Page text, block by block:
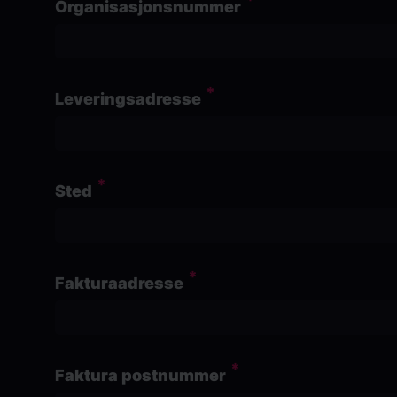
Organisasjonsnummer
Leveringsadresse
Sted
Fakturaadresse
Faktura postnummer